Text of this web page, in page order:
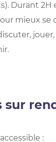
Durant 2H
mieux se
sur
: